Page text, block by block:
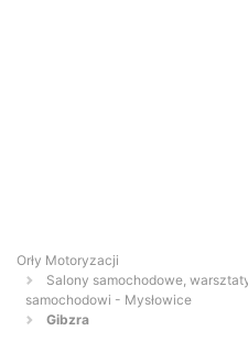
Orły Motoryzacji
Salony samochodowe,
samochodowi - Mysłowice
Gibzra